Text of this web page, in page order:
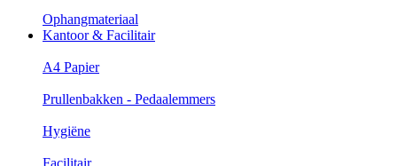
Ophangmateriaal
Kantoor & Facilitair
A4 Papier
Prullenbakken - Pedaalemmers
Hygiëne
Facilitair